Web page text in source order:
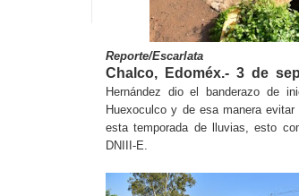
Reporte/Escarlata
Chalco, Edoméx.- 3 de
Hernández dio el banderazo de
Huexoculco y de esa manera
esta temporada de lluvias, esto
DNIII-E.